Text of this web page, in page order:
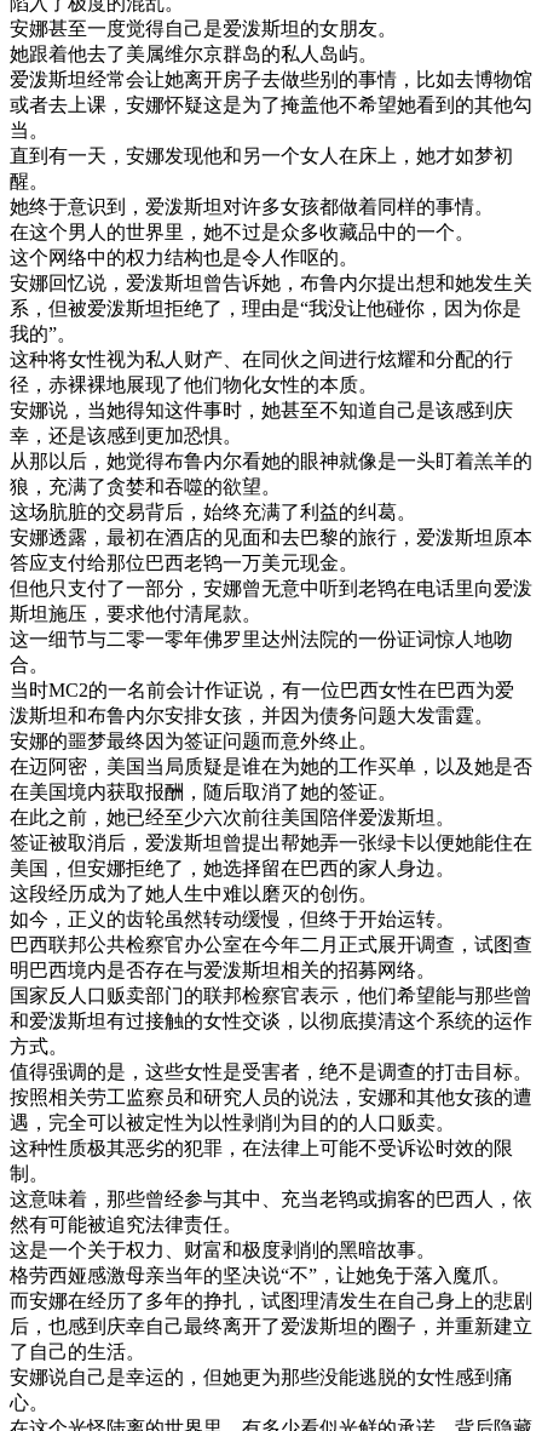
安娜甚至一度觉得自己是爱泼斯坦的女朋友。
她跟着他去了美属维尔京群岛的私人岛屿。
爱泼斯坦经常会让她离开房子去做些别的事情 ， 比如去博物馆
或者去上课 ， 安娜怀疑这是为了掩盖他不希望她看到 的其他勾
当。
直到 有一天 ， 安娜发现他和另一个女人在床上 ， 她才如梦初
醒。
她终于意识到 ， 爱泼斯坦对许多女孩都做着同样的事情。
在这个男人的世界里 ， 她不过是众多收藏品中的一个。
这个网络中的权力结构也是令人作呕的。
安娜回忆说 ， 爱泼斯坦曾告诉她 ， 布鲁内尔提出想和她发生关
系 ， 但被爱泼斯坦拒绝了 ， 理由是“我没让他碰你 ， 因为你是
我的”。
这种将女性视为私人财产、 在同伙之间进行炫耀和分配的行
径 ， 赤裸裸地展现了他们物化女性的本质。
安娜说 ， 当她得知这件事时 ， 她甚至不知道自己是该感到 庆
幸 ， 还是该感到 更加恐惧。
从那以后 ， 她觉得布鲁内尔看她的眼神就像是一头盯着羔羊的
狼 ， 充满了贪婪和吞噬的欲望。
这场肮脏的交易背后 ， 始终充满了利益的纠葛。
安娜透露 ， 最初在酒店的 见面和去巴黎的旅行 ， 爱泼斯坦原本
答应支付给那位巴西老鸨一万美元现金。
但他只支付了一部分 ， 安娜曾无意中听到 老鸨在电话里向爱泼
斯坦施压 ， 要求他付清尾款。
这一细节与二零一零年佛罗里达州法院的一份证词惊人地吻
合。
当时MC2的一名前会计作证说 ， 有一位巴西女性在巴西为爱
泼斯坦和布鲁内尔安排女孩 ， 并因为债务问题大发雷霆。
安娜的噩梦最终因为签证问题而意外终止。
在迈阿密 ， 美国当局质疑是谁在为她的工作买单 ， 以及她是否
在美国境内获取报酬 ， 随后取消了她的签证。
在此之前 ， 她已经至少六次前往美国 陪伴爱泼斯坦。
签证被取消后 ， 爱泼斯坦曾提出帮她弄一张绿卡以便她能住在
美国 ， 但安娜拒绝了 ， 她选择留在巴西的家人身边。
这段经历成为了她人生中难以磨灭的创伤。
如今 ， 正义 的齿轮虽然转动缓慢 ， 但终于开始运转。
巴西联邦公共检察官办公室在今年二月 正式展开调查 ， 试图查
明 巴西境内是否存在与爱泼斯坦相关的招募网络。
国家反 人口贩卖部门的联邦检察官表示 ， 他们希望能与那些曾
和爱泼斯坦有过接触的女性交谈 ， 以彻底摸清这个系统的运作
方式。
值得强调的是 ， 这些女性是受害者 ， 绝不是调查的打击目标。
按照相关劳工监察 员和研究人员的说法 ， 安娜和其他女孩的遭
遇 ， 完全可以被定性为以性剥削 为 目的的人口贩卖。
这种性质极其恶劣的犯罪 ， 在法律上可能不受诉讼时效的限
制 。
这意味着 ， 那些曾经参与其中 、 充当老鸨或掮客的巴西人 ， 依
然有可能被追究法律责任。
这是一个关于权力 、 财富和极度剥削 的黑暗故事。
格劳西娅感激母亲当年的坚决说“不” ， 让她免于落入魔爪。
而安娜在经历了多年的挣扎 ， 试图理清发生在自己身上的悲剧
后 ， 也感到 庆幸自己最终离开了爱泼斯坦的圈子 ， 并重新建立
了 自己的生活。
安娜说自己是幸运的 ， 但她更为那些没能逃脱的女性感到 痛
心。